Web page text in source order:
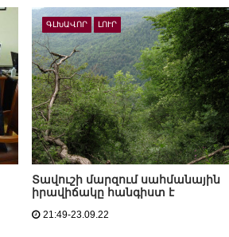
ԳԼԽԱՎՈՐ ԼՈՒՐ
Տավուշի մարզում սահմանային
իրավիճակը հանգիստ է
21:49-23.09.22